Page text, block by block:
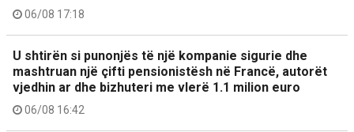
06/08 17:18
U shtirën si punonjës të një kompanie sigurie dhe
mashtruan një çifti pensionistësh në Francë, autorët
vjedhin ar dhe bizhuteri me vlerë 1.1 milion euro
06/08 16:42